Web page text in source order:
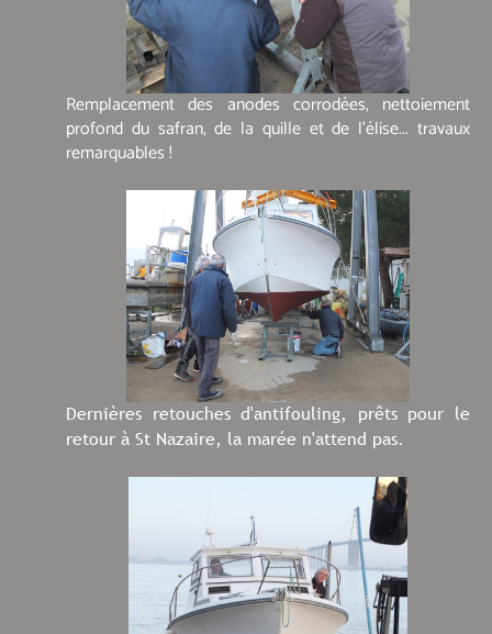
Remplacement des anodes corrodées, nettoiement
profond du safran, de la quille et de l’élise... travaux
remarquables !
Dernières retouches d'antifouling, prêts pour le
retour à St Nazaire, la marée n'attend pas.